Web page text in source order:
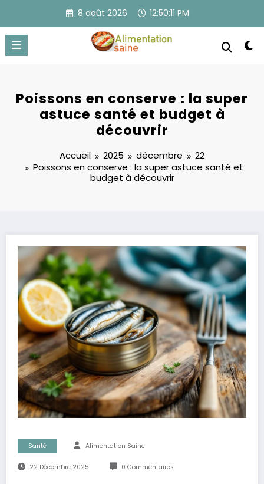
contenu
8 août 2026 12:50:11 PM
Poissons en conserve : la super
astuce santé et budget à
découvrir
Accueil 2025 décembre
22
Poissons en conserve : la super astuce santé et
budget à découvrir
Santé Alimentation Saine
22 Décembre 2025 0 Commentaires